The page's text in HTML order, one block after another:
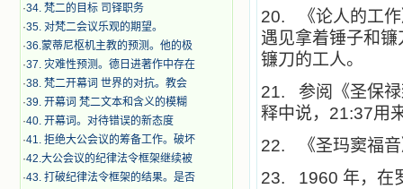
·34. 梵二的目标 司铎职务
·35. 对梵二会议乐观的期望。
·36.蒙蒂尼枢机主教的预测。他的极
·37. 灾难性预测。德日进著作中存在
·38. 梵二开幕词 世界的对抗。教会
·39. 开幕词 梵二文本和含义的模糊
·40. 开幕词。对待错误的新态度
·41. 拒绝大公会议的筹备工作。破坏
·42.大公会议的纪律法令框架继续被
·43. 打破纪律法令框架的结果。是否
20.
《论人的工
遇见拿着锤子和
镰刀的工人。
21. 参阅《圣保
释中说，21:37用
22.
《圣玛窦福
23. 1960 年，在